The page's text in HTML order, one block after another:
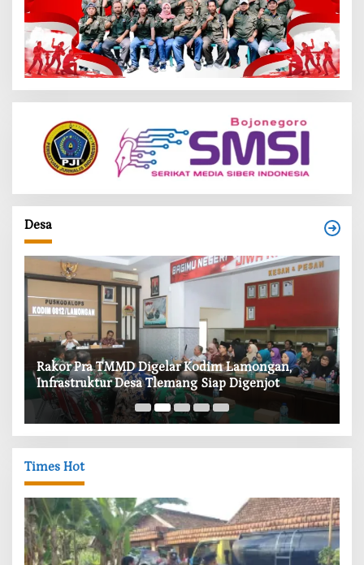
Desa
‎Rakor Pra TMMD Digelar Kodim Lamongan,
Infrastruktur Desa Tlemang Siap Digenjot
Times Hot